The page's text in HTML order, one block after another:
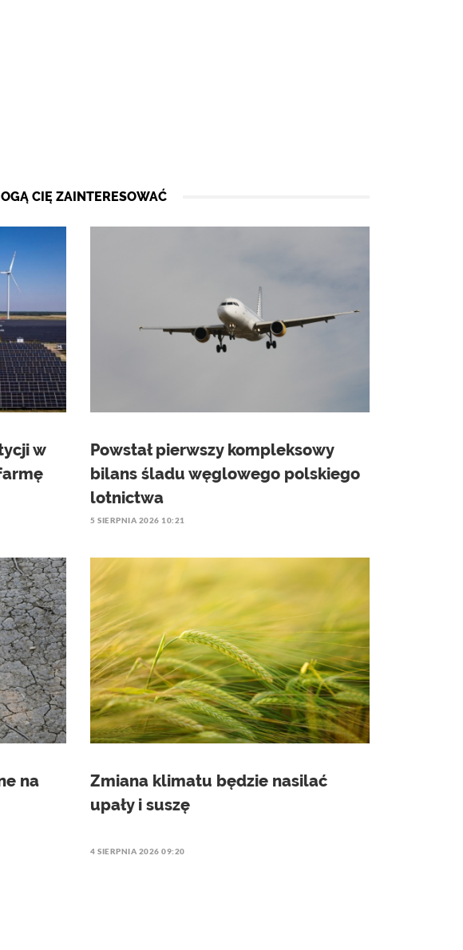
CIĘ ZAINTERESOWAĆ
w
Powstał pierwszy kompleksowy
bilans śladu węglowego polskiego
lotnictwa
5 SIERPNIA 2026 10:21
na
Zmiana klimatu będzie nasilać
upały i suszę
4 SIERPNIA 2026 09:20